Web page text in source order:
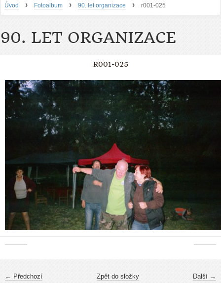
Úvod › Fotoalbum › 90. let organizace › r001-025
90. LET ORGANIZACE
R001-025
← Předchozí Další →
Zpět do složky